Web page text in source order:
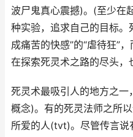
波尸鬼真心震撼)。(至少在
种实验，追求自己的目标。
成痛苦的快感”的“虐待狂”
在探索死灵术之路的尽头，
死灵术最吸引人的地方之一
概念)。有的死灵法师之所
所爱的人(tvt)。尽管传言说